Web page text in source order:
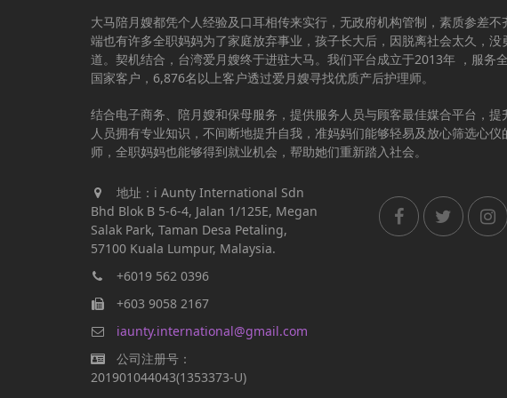
大马陪月嫂都凭个人经验及口耳相传来实行，无政府机构管制，素质参差不
端也有许多全职妈妈为了家庭放弃事业，孩子长大后，因脱离社会太久，没
道。契机结合，台湾爱月嫂终于进驻大马。我们平台成立于2013年 ，服务
国家客户，6,876名以上客户透过爱月嫂寻找优质产后护理师。
结合电子商务、陪月嫂和保母服务，提供服务人员与顾客最佳媒合平台，提
人员拥有专业知识，不间断地提升自我，准妈妈们能够轻易及放心筛选心仪
师，全职妈妈也能够得到就业机会，帮助她们重新踏入社会。
地址：i Aunty International Sdn
Bhd Blok B 5-6-4, Jalan 1/125E, Megan
Salak Park, Taman Desa Petaling,
57100 Kuala Lumpur, Malaysia.
+6019 562 0396
+603 9058 2167
iaunty.international@gmail.com
公司注册号：
201901044043(1353373-U)